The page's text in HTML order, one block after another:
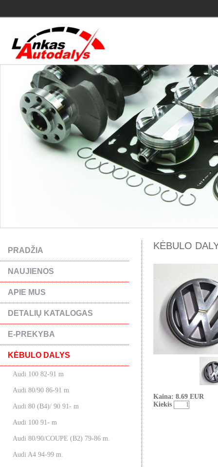
PRADŽIA
NAUJIENOS
APIE MUS
DETALIŲ KATALOGAS
E-PREKYBA
KĖBULO DALYS
Audi 100 82-91 m
Audi 80/90 86-91 m
Audi 80 (B4)/ 90 91- m
Audi 100 91- m
Audi 80/90/COUPE (B2) 79-86 m.
Audi A4 94-99 m.
KĖBULO
Kaina: 8.69 EUR
Kiekis